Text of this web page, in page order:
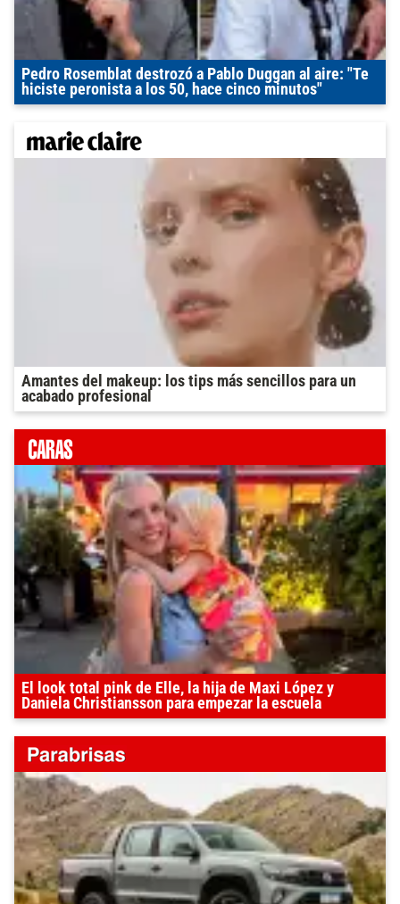
Pedro Rosemblat destrozó a Pablo Duggan al aire: "Te
hiciste peronista a los 50, hace cinco minutos"
Amantes del makeup: los tips más sencillos para un
acabado profesional
El look total pink de Elle, la hija de Maxi López y
Daniela Christiansson para empezar la escuela